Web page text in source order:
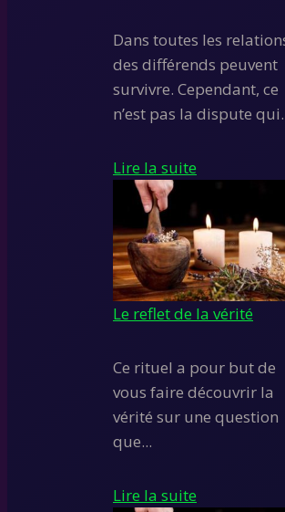
Dans toutes les
des différends peuvent
survivre. Cependant, ce
n’est pas la dispute
Lire la suite
Le reflet de la vérité
Ce rituel a pour but de
vous faire découvrir la
vérité sur une question
que...
Lire la suite